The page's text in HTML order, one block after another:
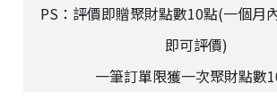
PS：評價即贈聚財點數10點(一個月
即可評價)
一筆訂單限獲一次聚財點數